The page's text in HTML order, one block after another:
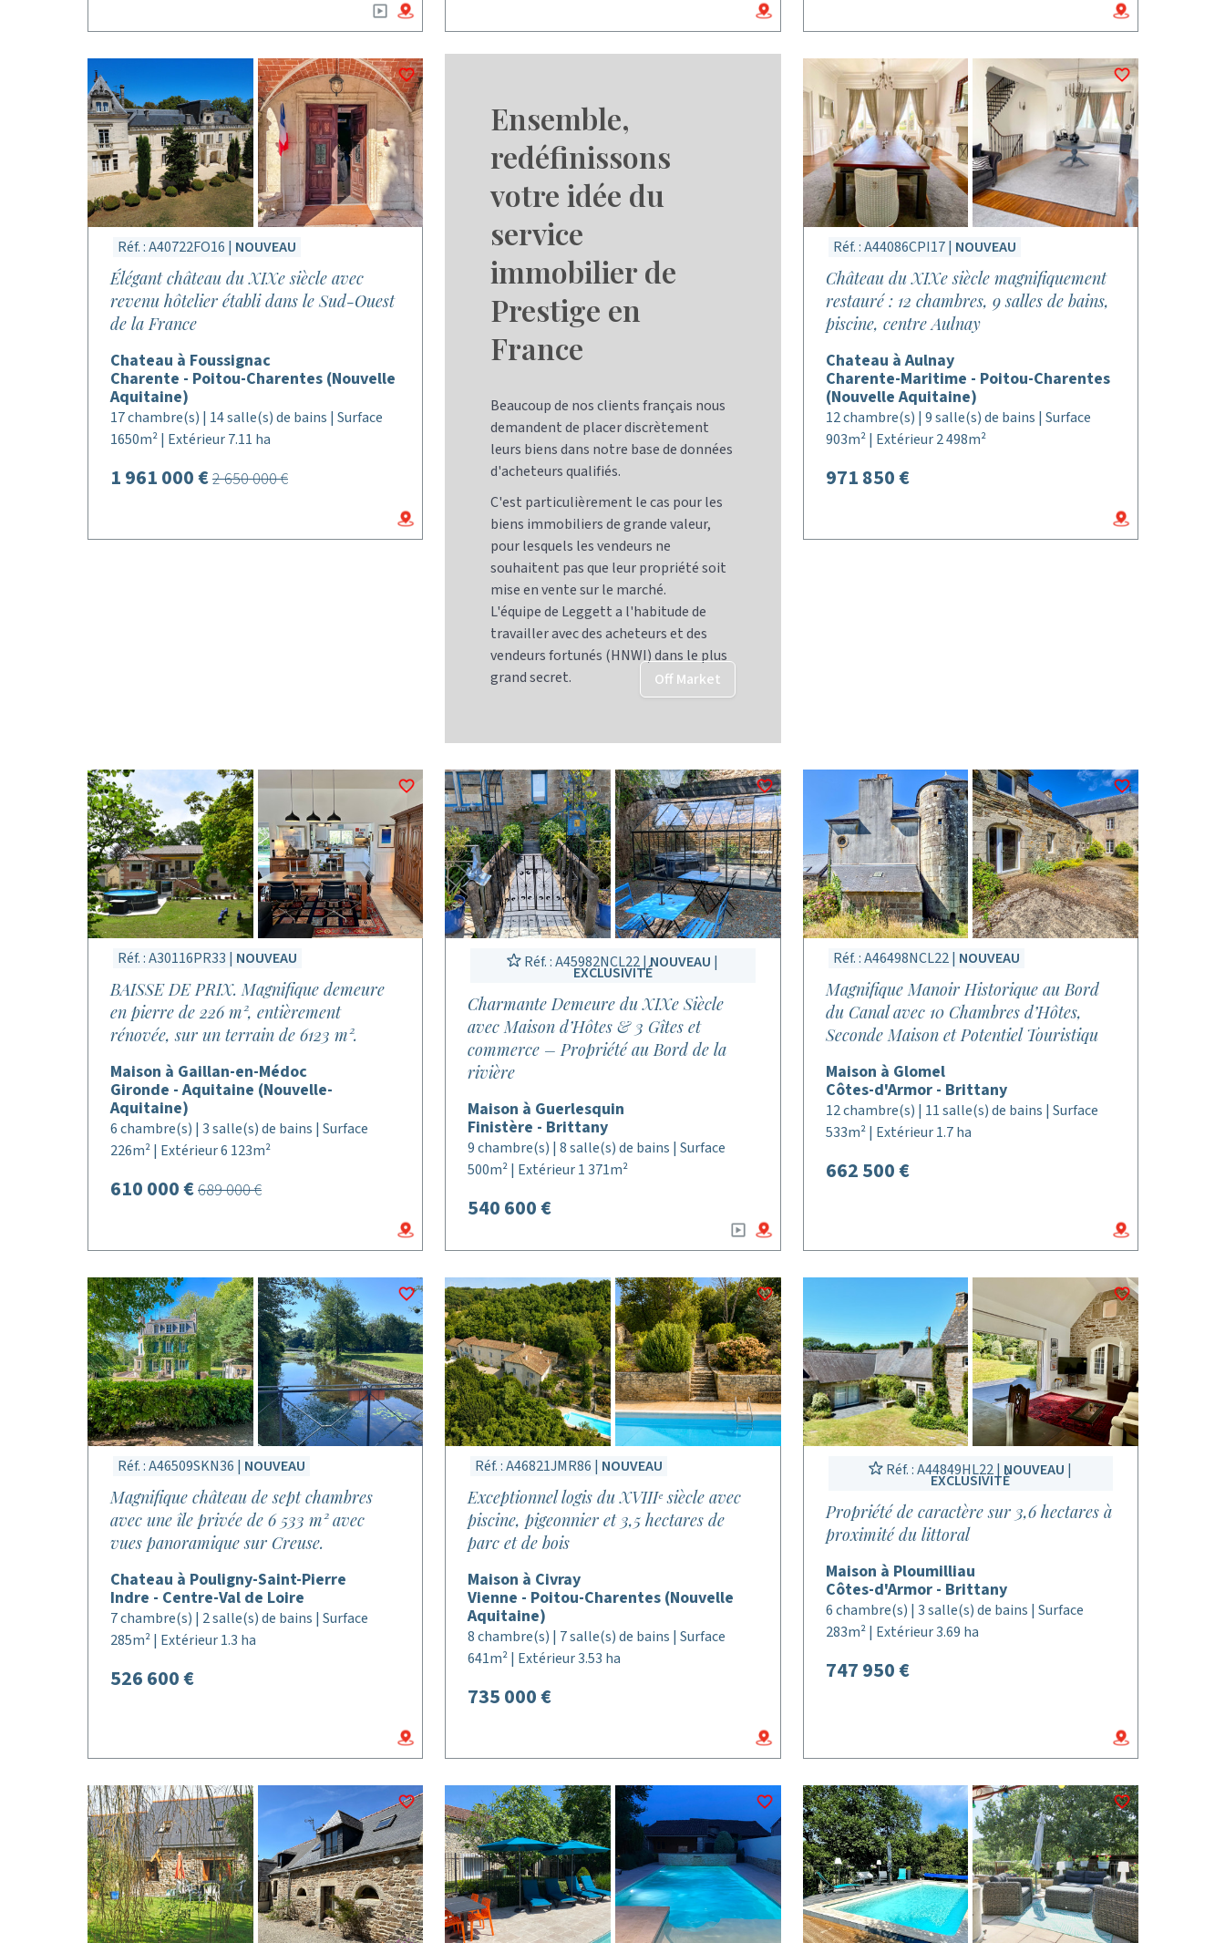
Réf. : A40722FO16 | NOUVEAU
Élégant château du XIXe siècle avec
revenu hôtelier établi dans le Sud-Ouest
de la France
Chateau à Foussignac
Charente - Poitou-Charentes (Nouvelle
Aquitaine)
17 chambre(s) | 14 salle(s) de bains | Surface
1650m² | Extérieur 7.11 ha
1 961 000 €2 650 000 €
Ensemble,
redéfinissons
votre idée du
service
immobilier de
Prestige en
France
Beaucoup de nos clients français nous
demandent de placer discrètement
leurs biens dans notre base de données
d'acheteurs qualifiés.
C'est particulièrement le cas pour les
biens immobiliers de grande valeur,
pour lesquels les vendeurs ne
souhaitent pas que leur propriété soit
mise en vente sur le marché.
L'équipe de Leggett a l'habitude de
travailler avec des acheteurs et des
vendeurs fortunés (HNWI) dans le plus
grand secret.
Off Market
Réf. : A44086CPI17 | NOUVEAU
Château du XIXe siècle magnifiquement
restauré : 12 chambres, 9 salles de bains,
piscine, centre Aulnay
Chateau à Aulnay
Charente-Maritime - Poitou-Charentes
(Nouvelle Aquitaine)
12 chambre(s) | 9 salle(s) de bains | Surface
903m² | Extérieur 2 498m²
971 850 €
Réf. : A30116PR33 | NOUVEAU
BAISSE DE PRIX. Magnifique demeure
en pierre de 226 m², entièrement
rénovée, sur un terrain de 6123 m².
Maison à Gaillan-en-Médoc
Gironde - Aquitaine (Nouvelle-
Aquitaine)
6 chambre(s) | 3 salle(s) de bains | Surface
226m² | Extérieur 6 123m²
610 000 €689 000 €
Réf. : A45982NCL22 |NOUVEAU |
EXCLUSIVITÉ
Charmante Demeure du XIXe Siècle
avec Maison d’Hôtes & 3 Gîtes et
commerce – Propriété au Bord de la
rivière
Maison à Guerlesquin
Finistère - Brittany
9 chambre(s) | 8 salle(s) de bains | Surface
500m² | Extérieur 1 371m²
540 600 €
Réf. : A46498NCL22 | NOUVEAU
Magnifique Manoir Historique au Bord
du Canal avec 10 Chambres d’Hôtes,
Seconde Maison et Potentiel Touristiqu
Maison à Glomel
Côtes-d'Armor - Brittany
12 chambre(s) | 11 salle(s) de bains | Surface
533m² | Extérieur 1.7 ha
662 500 €
Réf. : A46509SKN36 | NOUVEAU
Magnifique château de sept chambres
avec une île privée de 6 533 m² avec
vues panoramique sur Creuse.
Chateau à Pouligny-Saint-Pierre
Indre - Centre-Val de Loire
7 chambre(s) | 2 salle(s) de bains | Surface
285m² | Extérieur 1.3 ha
526 600 €
Réf. : A46821JMR86 | NOUVEAU
Exceptionnel logis du XVIIIᵉ siècle avec
piscine, pigeonnier et 3,5 hectares de
parc et de bois
Maison à Civray
Vienne - Poitou-Charentes (Nouvelle
Aquitaine)
8 chambre(s) | 7 salle(s) de bains | Surface
641m² | Extérieur 3.53 ha
735 000 €
Réf. : A44849HL22 | NOUVEAU |
EXCLUSIVITÉ
Propriété de caractère sur 3,6 hectares à
proximité du littoral
Maison à Ploumilliau
Côtes-d'Armor - Brittany
6 chambre(s) | 3 salle(s) de bains | Surface
283m² | Extérieur 3.69 ha
747 950 €